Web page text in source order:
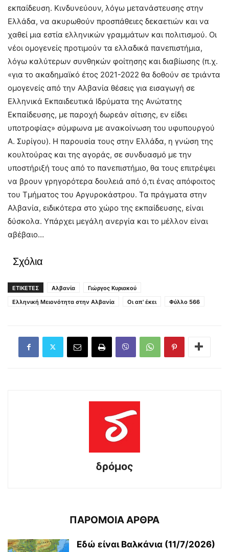
εκπαίδευση. Κινδυνεύουν, λόγω μετανάστευσης στην
Ελλάδα, να ακυρωθούν προσπάθειες δεκαετιών και να
χαθεί μια εστία ελληνικών γραμμάτων και πολιτισμού. Οι
νέοι ομογενείς προτιμούν τα ελλαδικά πανεπιστήμια,
λόγω καλύτερων συνθηκών φοίτησης και διαβίωσης (π.χ.
«για το ακαδημαϊκό έτος 2021-2022 θα δοθούν σε τριάντα
ομογενείς από την Αλβανία θέσεις για εισαγωγή σε
Ελληνικά Εκπαιδευτικά Ιδρύματα της Ανώτατης
Εκπαίδευσης, με παροχή δωρεάν σίτισης, εν είδει
υποτροφίας» σύμφωνα με ανακοίνωση του υφυπουργού
Α. Συρίγου). Η παρουσία τους στην Ελλάδα, η γνώση της
κουλτούρας και της αγοράς, σε συνδυασμό με την
υποστήριξή τους από το πανεπιστήμιο, θα τους επιτρέψει
να βρουν γρηγορότερα δουλειά από ό,τι ένας απόφοιτος
του Τμήματος του Αργυροκάστρου. Τα πράγματα στην
Αλβανία, ειδικότερα στο χώρο της εκπαίδευσης, είναι
δύσκολα. Υπάρχει μεγάλη ανεργία και το μέλλον είναι
αβέβαιο…
Σχόλια
ΕΤΙΚΕΤΕΣ Αλβανία
Γιώργος Κυριακού
Ελληνική Μειονότητα στην Αλβανία
Οι απ' έκει Φύλλο 566
δρόμος
ΠΑΡΟΜΟΙΑ ΑΡΘΡΑ
Εδώ είναι Βαλκάνια (11/7/2026)